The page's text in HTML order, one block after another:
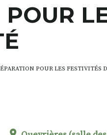
POUR LES FESTIVITÉS